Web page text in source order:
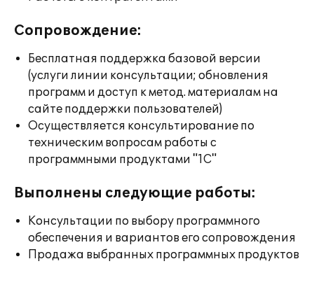
Сопровождение:
Бесплатная поддержка базовой версии
(услуги линии консультации; обновления
программ и доступ к метод. материалам на
сайте поддержки пользователей)
Осуществляется консультирование по
техническим вопросам работы с
программными продуктами "1С"
Выполнены следующие работы:
Консультации по выбору программного
обеспечения и вариантов его сопровождения
Продажа выбранных программных продуктов